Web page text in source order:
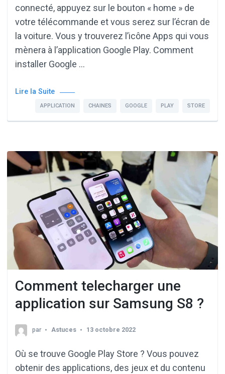
connecté, appuyez sur le bouton « home » de
votre télécommande et vous serez sur l’écran de
la voiture. Vous y trouverez l’icône Apps qui vous
mènera à l’application Google Play. Comment
installer Google …
Lire la Suite
APPLICATION CHAINES GOOGLE PLAY STORE
Comment telecharger une
application sur Samsung S8 ?
par Astuces 13 octobre 2022
Où se trouve Google Play Store ? Vous pouvez
obtenir des applications, des jeux et du contenu